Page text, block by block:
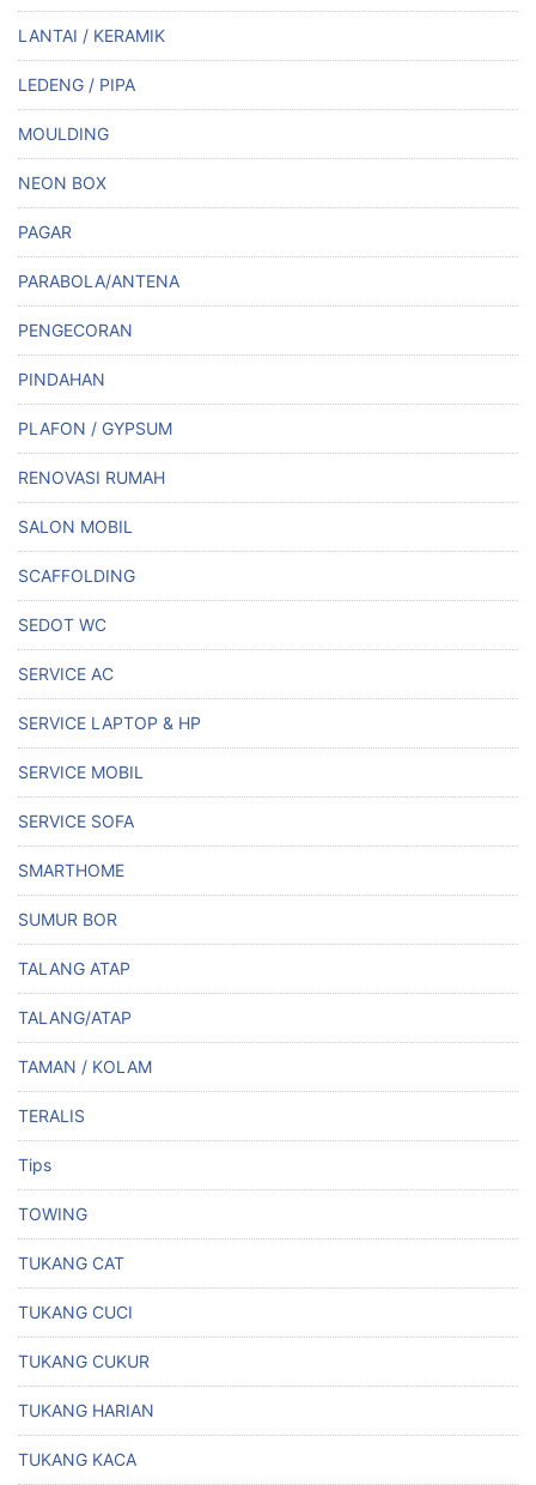
LANTAI / KERAMIK
LEDENG / PIPA
MOULDING
NEON BOX
PAGAR
PARABOLA/ANTENA
PENGECORAN
PINDAHAN
PLAFON / GYPSUM
RENOVASI RUMAH
SALON MOBIL
SCAFFOLDING
SEDOT WC
SERVICE AC
SERVICE LAPTOP & HP
SERVICE MOBIL
SERVICE SOFA
SMARTHOME
SUMUR BOR
TALANG ATAP
TALANG/ATAP
TAMAN / KOLAM
TERALIS
Tips
TOWING
TUKANG CAT
TUKANG CUCI
TUKANG CUKUR
TUKANG HARIAN
TUKANG KACA